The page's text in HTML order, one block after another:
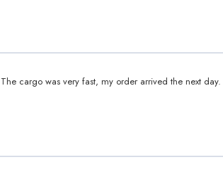
The cargo was very fast, my order arrived the next day.